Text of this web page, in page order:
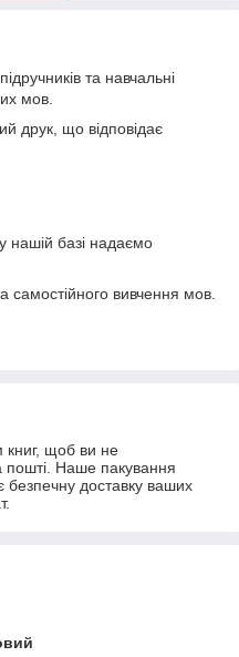
та навчальні
мов.
друк, що відповідає
нашій базі надаємо
самостійного вивчення мов.
книг, щоб ви не
пошті. Наше пакування
безпечну доставку ваших